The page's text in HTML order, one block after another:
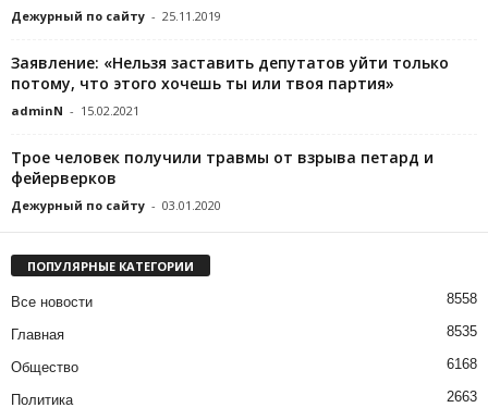
Дежурный по сайту - 25.11.2019
Заявление: «Нельзя заставить депутатов уйти только
потому, что этого хочешь ты или твоя партия»
adminN - 15.02.2021
Трое человек получили травмы от взрыва петард и
фейерверков
Дежурный по сайту - 03.01.2020
ПОПУЛЯРНЫЕ КАТЕГОРИИ
Все новости 8558
Главная 8535
Общество 6168
Политика 2663